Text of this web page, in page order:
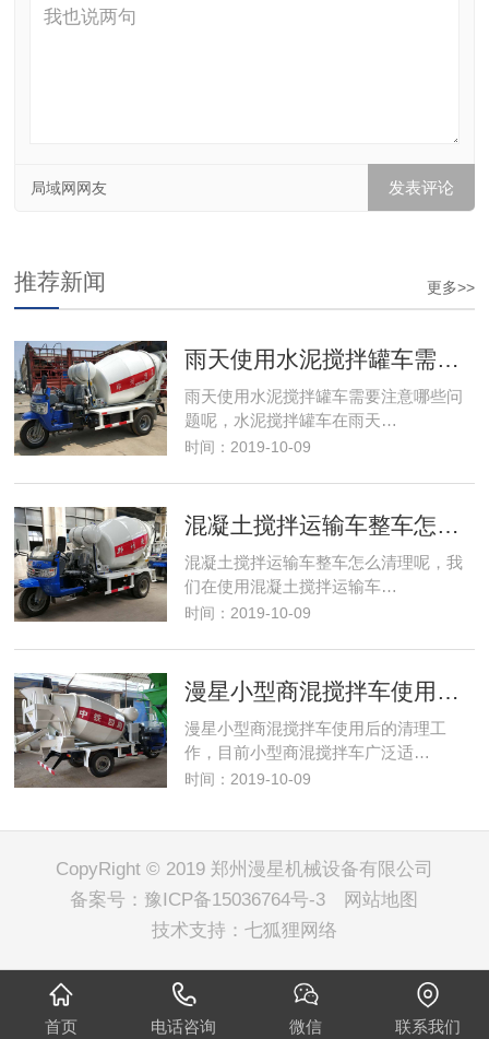
局域网网友
更多>>
推荐新闻
雨天使用水泥搅拌罐车需要注意哪些问题呢
雨天使用水泥搅拌罐车需要注意哪些问
题呢，水泥搅拌罐车在雨天…
时间：2019-10-09
混凝土搅拌运输车整车怎么清理呢
混凝土搅拌运输车整车怎么清理呢，我
们在使用混凝土搅拌运输车…
时间：2019-10-09
漫星小型商混搅拌车使用后的清理工作
漫星小型商混搅拌车使用后的清理工
作，目前小型商混搅拌车广泛适…
时间：2019-10-09
CopyRight © 2019 郑州漫星机械设备有限公司
备案号： 豫ICP备15036764号-3
网站地图
技术支持： 七狐狸网络
首页 电话咨询 微信 联系我们